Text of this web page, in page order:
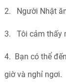
2. Người Nhật
3. Tôi cảm thấy
4. Bạn có thể
giờ và nghỉ ngơi.